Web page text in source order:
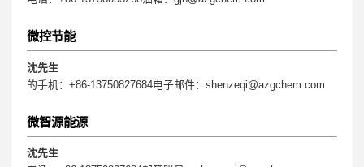
微控节能
沈先生
的手机：+86-13750827684电子邮件：shenzeqi@azgchem.com
微智源能源
沈先生